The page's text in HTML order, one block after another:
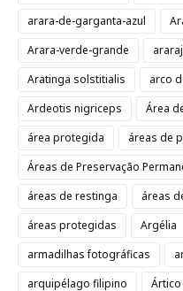
arara-de-garganta-azul
Arara-verde-grande
Aratinga solstitialis
arco
Ardeotis nigriceps
Área
área protegida
áreas de
Áreas de Preservação
áreas de restinga
áreas
áreas protegidas
Argélia
armadilhas fotográficas
arquipélago filipino
Ártico